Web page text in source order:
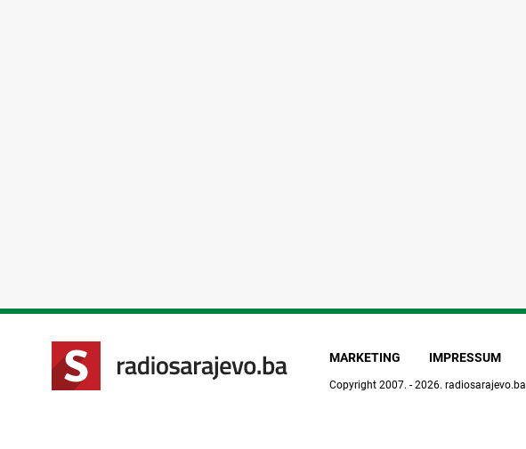
MARKETING IMPRESSUM
Copyright 2007. - 2026. radiosarajevo.ba